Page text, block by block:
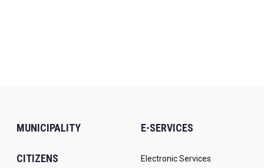
MUNICIPALITY
CITIZENS
E-SERVICES
Electronic Services